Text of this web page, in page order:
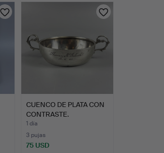
CUENCO DE PLATA CON
CONTRASTE.
1 día
3 pujas
75 USD